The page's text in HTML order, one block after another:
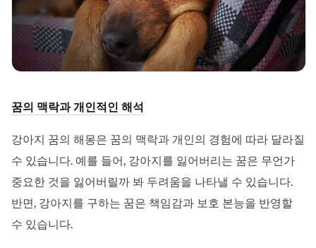
꿈의 맥락과 개인적인 해석
강아지 꿈의 해몽은 꿈의 맥락과 개인의 경험에 따라 달라질
수 있습니다. 예를 들어, 강아지를 잃어버리는 꿈은 무언가
중요한 것을 잃어버릴까 봐 두려움을 나타낼 수 있습니다.
반면, 강아지를 구하는 꿈은 책임감과 보호 본능을 반영할
수 있습니다.